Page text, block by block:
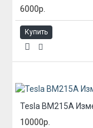
6000р.
Купить
10000р.